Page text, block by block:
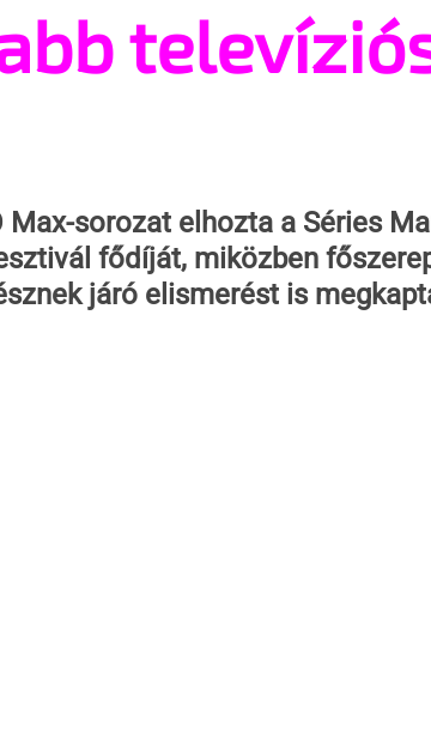
sorozat elhozta a Séries
fődíját, miközben
járó elismerést is